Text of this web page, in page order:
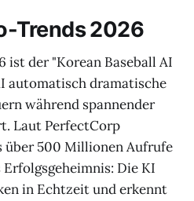
Trends 2026
ist der "Korean Baseball AI
automatisch dramatische
während spannender
Laut PerfectCorp
über 500 Millionen Aufrufe
Die KI
in Echtzeit und erkennt